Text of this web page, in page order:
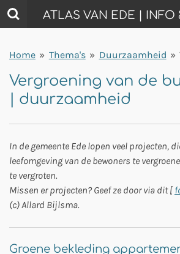
Ga
direct
de
ATLAS VAN EDE | INFO
Home » Thema's » Duurzaamheid »
Vergroening van de
| duurzaamheid
In de gemeente Ede lopen veel projecten,
leefomgeving van de bewoners te
te vergroten.
Missen er projecten? Geef ze door via dit [
(c) Allard Bijlsma.
Groene bekleding